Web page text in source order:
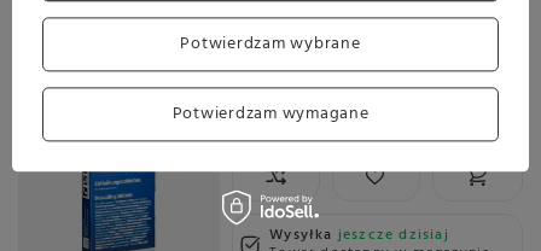
5.00 22 opinie
49,99 zł
46,99 zł 3,00 zł
Najniższa cena z ostatnich 30 dni:
Wysyłkajeszcze dzisiaj
Potwierdzam wybrane
Potwierdzam wymagane